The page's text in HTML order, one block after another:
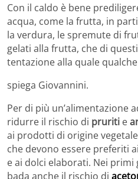
Con il caldo è bene
acqua, come la frutta, in
la verdura, le spremute di
gelati alla frutta, che di
tentazione alla quale
spiega Giovannini.
Per di più un’alimentazione
ridurre il rischio di pruriti e
ai prodotti di origine
che devono essere preferiti
e ai dolci elaborati. Nei
bada anche il rischio di